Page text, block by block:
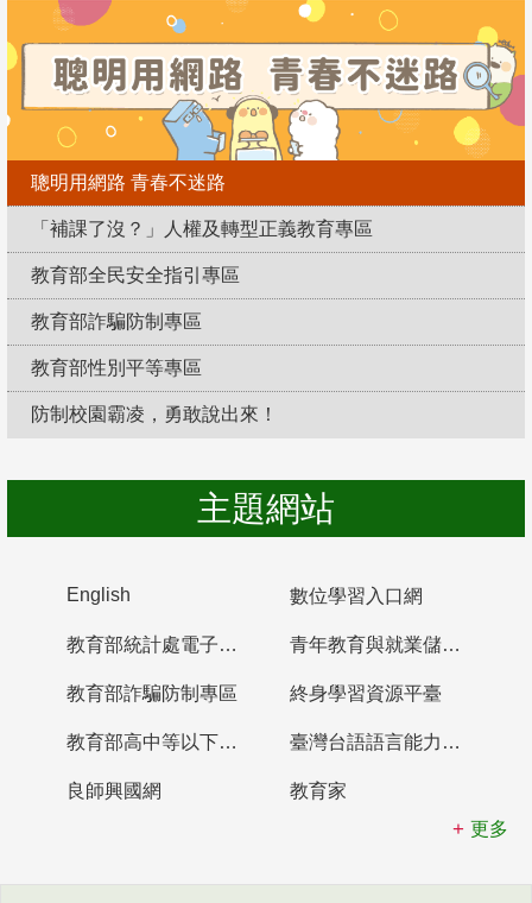
聰明用網路 青春不迷路
「補課了沒？」人權及轉型正義教育專區
教育部全民安全指引專區
教育部詐騙防制專區
教育部性別平等專區
防制校園霸凌，勇敢說出來！
主題網站
English 數位學習入口網
教育部統計處電子書櫃 青年教育與就業儲蓄帳戶
教育部詐騙防制專區 終身學習資源平臺
教育部高中等以下學校及幼兒園教師資格檢定考試 臺灣台語語言能力認證網站
良師興國網
教育家
更多